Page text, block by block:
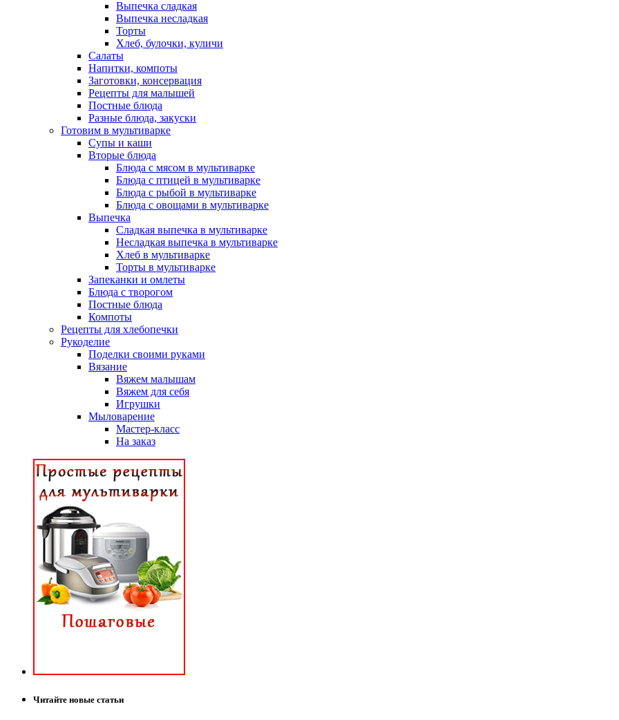
Выпечка сладкая
Выпечка несладкая
Торты
Хлеб, булочки, куличи
Салаты
Напитки, компоты
Заготовки, консервация
Рецепты для малышей
Постные блюда
Разные блюда, закуски
Готовим в мультиварке
Супы и каши
Вторые блюда
Блюда с мясом в мультиварке
Блюда с птицей в мультиварке
Блюда с рыбой в мультиварке
Блюда с овощами в мультиварке
Выпечка
Сладкая выпечка в мультиварке
Несладкая выпечка в мультиварке
Хлеб в мультиварке
Торты в мультиварке
Запеканки и омлеты
Блюда с творогом
Постные блюда
Компоты
Рецепты для хлебопечки
Рукоделие
Поделки своими руками
Вязание
Вяжем малышам
Вяжем для себя
Игрушки
Мыловарение
Мастер-класс
На заказ
Читайте новые статьи